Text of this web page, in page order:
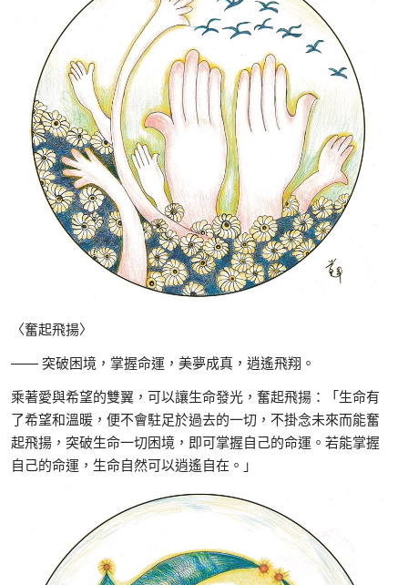
〈奮起飛揚〉
—— 突破困境，掌握命運，美夢成真，逍遙飛翔。
乘著愛與希望的雙翼，可以讓生命發光，奮起飛揚：「生命有
了希望和溫暖，便不會駐足於過去的一切，不掛念未來而能奮
起飛揚，突破生命一切困境，即可掌握自己的命運。若能掌握
自己的命運，生命自然可以逍遙自在。」